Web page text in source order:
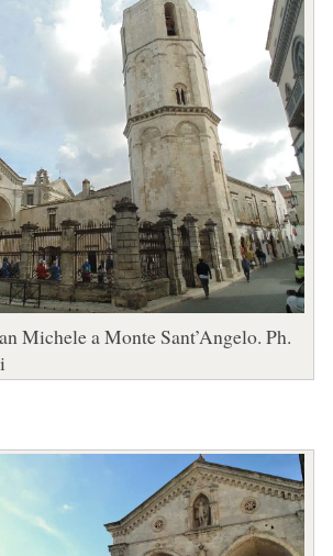
Michele a Monte Sant’Angelo. Ph.